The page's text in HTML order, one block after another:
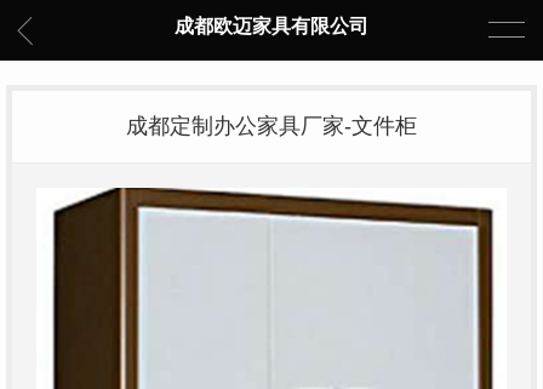
成都欧迈家具有限公司
成都定制办公家具厂家-文件柜